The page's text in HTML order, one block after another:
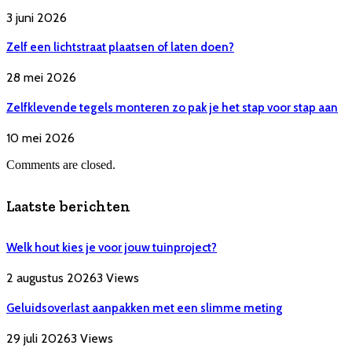
3 juni 2026
Zelf een lichtstraat plaatsen of laten doen?
28 mei 2026
Zelfklevende tegels monteren zo pak je het stap voor stap aan
10 mei 2026
Comments are closed.
Laatste berichten
Welk hout kies je voor jouw tuinproject?
2 augustus 20263 Views
Geluidsoverlast aanpakken met een slimme meting
29 juli 20263 Views